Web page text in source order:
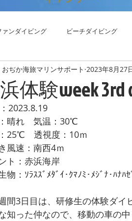
ァンダイビング ビーチダイビング
体験week 3rd
おぢか海旅マリンサポート 2023年8月27
2023.8.19
晴れ　気温：30℃
25℃　透視度：10ｍ
風速：南西4ｍ
ト：赤浜海岸
物：ｿﾗｽｽﾞﾒﾀﾞｲ･ｸﾏﾉﾐ･ﾒｼﾞﾅ･ﾊﾅﾊｾ
間3日目は、研修生の体験ダ
知った仲なので、移動の車の